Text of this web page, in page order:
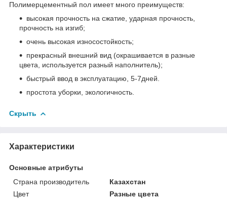
Полимерцементный пол имеет много преимуществ:
высокая прочность на сжатие, ударная прочность,
прочность на изгиб;
очень высокая износостойкость;
прекрасный внешний вид (окрашивается в разные
цвета, используется разный наполнитель);
быстрый ввод в эксплуатацию, 5-7дней.
простота уборки, экологичность.
Скрыть
Характеристики
Основные атрибуты
Страна производитель
Казахстан
Цвет
Разные цвета